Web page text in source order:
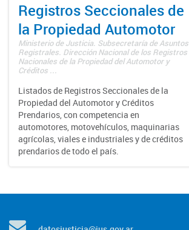
Registros Seccionales de
la Propiedad Automotor
Ministerio de Justicia. Subsecretaría de Asuntos
Registrales. Dirección Nacional de los Registros
Nacionales de la Propiedad del Automotor y
Créditos ...
Listados de Registros Seccionales de la
Propiedad del Automotor y Créditos
Prendarios, con competencia en
automotores, motovehículos, maquinarias
agrícolas, viales e industriales y de créditos
prendarios de todo el país.